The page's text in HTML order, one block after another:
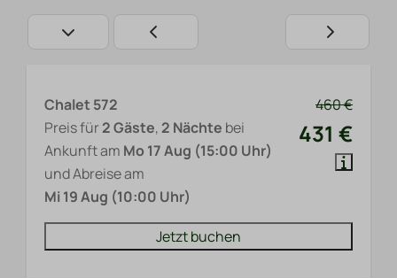
460 €
431 €
Chalet 572
Preis für2 Gäste, 2 Nächte bei
Ankunft am Mo 17 Aug (15:00 Uhr)
und Abreise am
Mi 19 Aug (10:00 Uhr)
Jetzt buchen